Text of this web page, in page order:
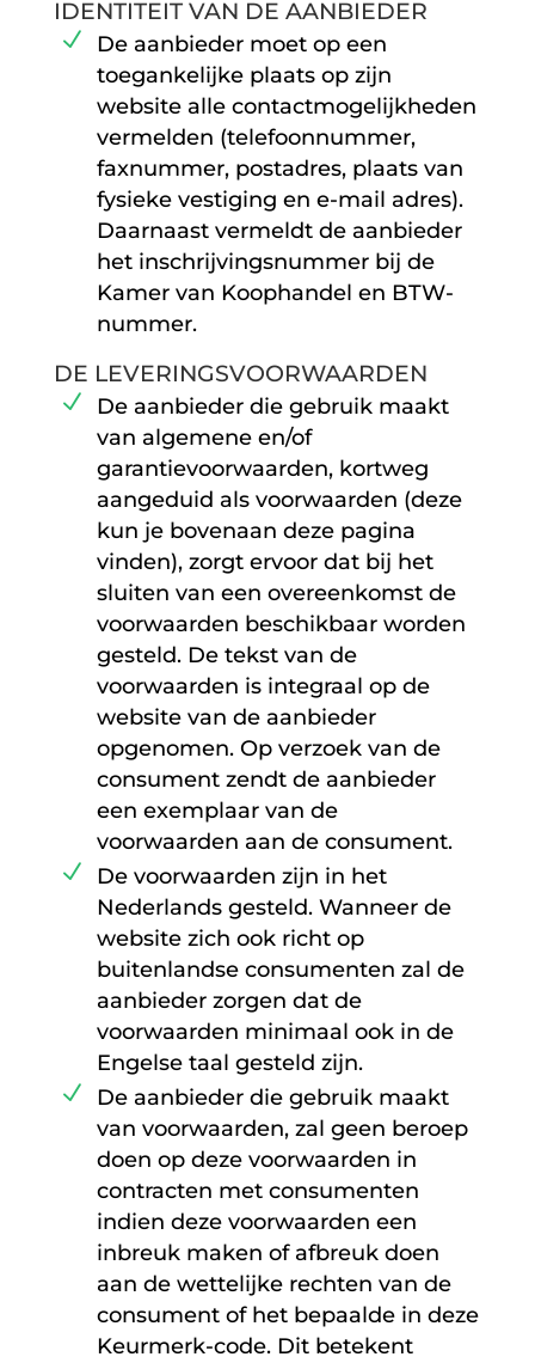
IDENTITEIT VAN DE AANBIEDER
De aanbieder moet op een
toegankelijke plaats op zijn
website alle contactmogelijkheden
vermelden (telefoonnummer,
faxnummer, postadres, plaats van
fysieke vestiging en e-mail adres).
Daarnaast vermeldt de aanbieder
het inschrijvingsnummer bij de
Kamer van Koophandel en BTW-
nummer.
DE LEVERINGSVOORWAARDEN
De aanbieder die gebruik maakt
van algemene en/of
garantievoorwaarden, kortweg
aangeduid als voorwaarden (deze
kun je bovenaan deze pagina
vinden), zorgt ervoor dat bij het
sluiten van een overeenkomst de
voorwaarden beschikbaar worden
gesteld. De tekst van de
voorwaarden is integraal op de
website van de aanbieder
opgenomen. Op verzoek van de
consument zendt de aanbieder
een exemplaar van de
voorwaarden aan de consument.
De voorwaarden zijn in het
Nederlands gesteld. Wanneer de
website zich ook richt op
buitenlandse consumenten zal de
aanbieder zorgen dat de
voorwaarden minimaal ook in de
Engelse taal gesteld zijn.
De aanbieder die gebruik maakt
van voorwaarden, zal geen beroep
doen op deze voorwaarden in
contracten met consumenten
indien deze voorwaarden een
inbreuk maken of afbreuk doen
aan de wettelijke rechten van de
consument of het bepaalde in deze
Keurmerk-code. Dit betekent